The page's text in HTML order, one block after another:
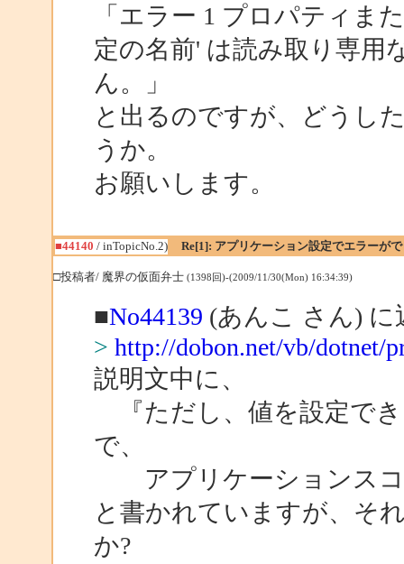
「エラー 1 プロパティま
定の名前' は読み取り専用
ん。」
と出るのですが、どうし
うか。
お願いします。
■44140 / inTopicNo.2) Re[1]: アプリケーション設定でエラーが
□投稿者/ 魔界の仮面弁士 (1398回)-(2009/11/30(Mon) 16:34:39)
■No44139 (あんこ さん) に
> http://dobon.net/vb/dotnet/
説明文中に、
『ただし、値を設定で
で、
アプリケーションスコ
と書かれていますが、そ
か?